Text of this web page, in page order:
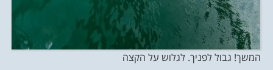
המשך! גבול לפניך. לגלוש על הקצה